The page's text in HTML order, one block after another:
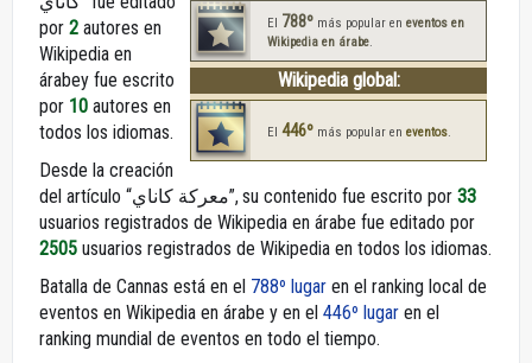
El 788º más popular en eventos en
Wikipedia en árabe.
Wikipedia global:
El 446º más popular en eventos
por 2 autores en
Wikipedia en
árabey fue escrito
por 10 autores en
todos los idiomas.
Desde la creación
del artículo “معركة كاناي”, su contenido fue escrito por 33
usuarios registrados de Wikipedia en árabe fue editado por
2505 usuarios registrados de Wikipedia en todos los idiomas.
Batalla de Cannas está en el 788º lugar en el ranking local de
eventos en Wikipedia en árabe y en el 446º lugar en el
ranking mundial de eventos en todo el tiempo.